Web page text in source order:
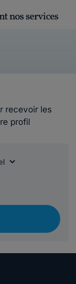
nos services
recevoir les
profil